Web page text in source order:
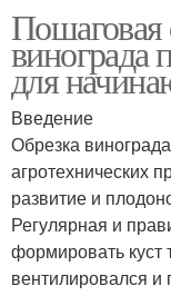
Пошаговая
винограда
для
Введение
Обрезка
агротехнических
развитие и
Регулярная и
формировать куст
вентилировался